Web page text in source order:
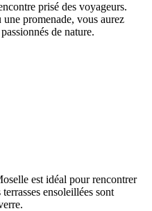
prisé des voyageurs.
promenade, vous aurez
de nature.
est idéal pour rencontrer
ensoleillées sont